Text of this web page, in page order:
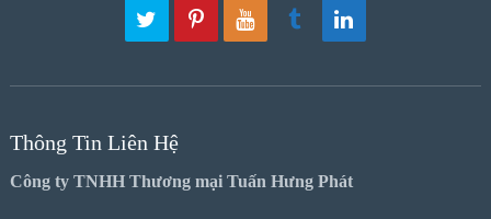
Thông Tin Liên Hệ
Công ty TNHH Thương mại Tuấn Hưng Phát